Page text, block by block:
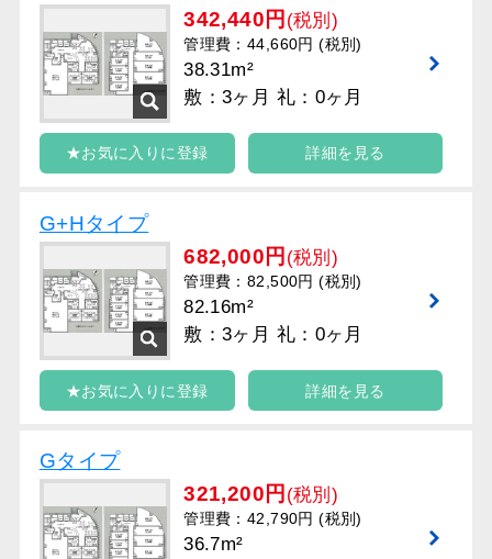
342,440円 (税別)
管理費：44,660円 (税別)
38.31m²
敷：3ヶ月 礼：0ヶ月
★お気に入りに登録 詳細を見る
G+Hタイプ
682,000円 (税別)
管理費：82,500円 (税別)
82.16m²
敷：3ヶ月 礼：0ヶ月
★お気に入りに登録 詳細を見る
Gタイプ
321,200円 (税別)
管理費：42,790円 (税別)
36.7m²